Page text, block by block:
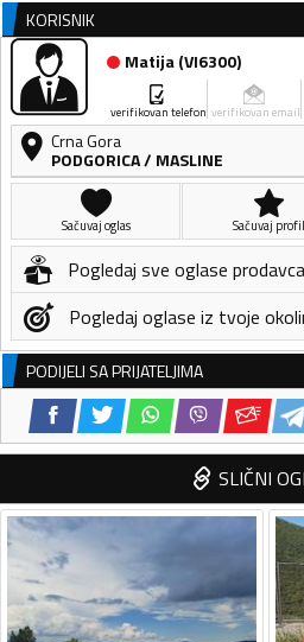
KORISNIK
Matija(VI6300)
verifikovan telefon verifikovan email
Crna Gora
PODGORICA/ MASLINE
Sačuvaj oglas Sačuvaj profil
Pogledaj sve oglase prodavca
Pogledaj oglase iz tvoje
PODIJELI SA PRIJATELJIMA
SLIČNI